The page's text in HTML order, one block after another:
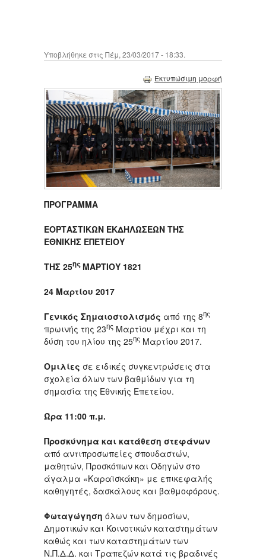
Υποβλήθηκε στις Πέμ, 23/03/2017 - 18:33.
Εκτυπώσιμη μορφή
ΠΡΟΓΡΑΜΜΑ
ΕΟΡΤΑΣΤΙΚΩΝ ΕΚΔΗΛΩΣΕΩΝ ΤΗΣ
ΕΘΝΙΚΗΣ ΕΠΕΤΕΙΟΥ
ΤΗΣ 25ης ΜΑΡΤΙΟΥ 1821
24 Μαρτίου 2017
Γενικός Σημαιοστολισμός από της 8ης
πρωινής της 23ης Μαρτίου μέχρι και τη
δύση του ηλίου της 25ης Μαρτίου 2017.
Ομιλίες σε ειδικές συγκεντρώσεις στα
σχολεία όλων των βαθμίδων για τη
σημασία της Εθνικής Επετείου.
Ώρα 11:00 π.μ.
Προσκύνημα και κατάθεση στεφάνων
από αντιπροσωπείες σπουδαστών,
μαθητών, Προσκόπων και Οδηγών στο
άγαλμα «Καραϊσκάκη» με επικεφαλής
καθηγητές, δασκάλους και βαθμοφόρους.
Φωταγώγηση όλων των δημοσίων,
Δημοτικών και Κοινοτικών καταστημάτων
καθώς και των καταστημάτων των
Ν.Π.Δ.Δ. και Τραπεζών κατά τις βραδινές